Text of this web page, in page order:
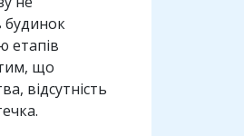
будинок
етапів
що
відсутність